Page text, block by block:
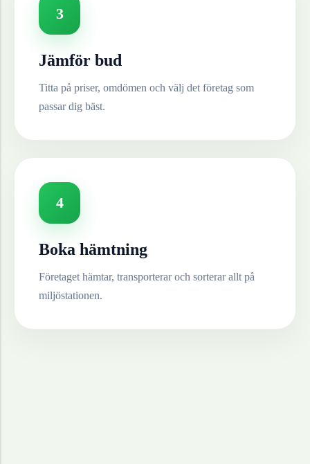
3
Jämför bud
Titta på priser, omdömen och välj det företag som
passar dig bäst.
4
Boka hämtning
Företaget hämtar, transporterar och sorterar allt på
miljöstationen.